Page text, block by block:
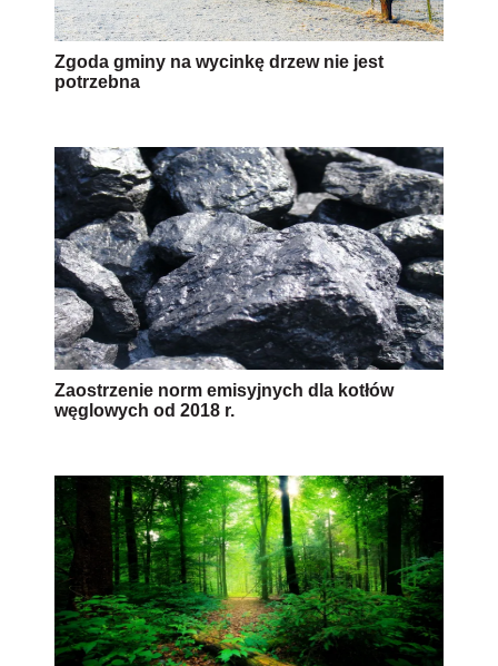
Zgoda gminy na wycinkę drzew nie jest
potrzebna
Zaostrzenie norm emisyjnych dla kotłów
węglowych od 2018 r.